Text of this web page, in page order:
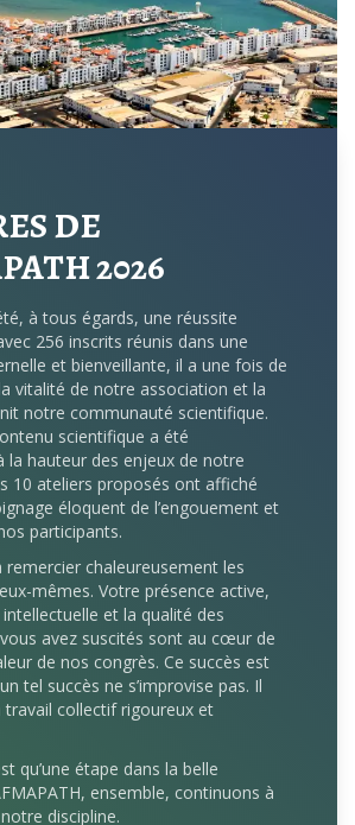
DE
2026
à tous égards, une réussite
256 inscrits réunis dans une
et bienveillante, il a une fois de
vitalité de notre association et la
notre communauté scientifique.
scientifique a été
la hauteur des enjeux de notre
10 ateliers proposés ont affiché
éloquent de l’engouement et
participants.
chaleureusement les
mêmes. Votre présence active,
et la qualité des
avez suscités sont au cœur de
de nos congrès. Ce succès est
tel succès ne s’improvise pas. Il
travail collectif rigoureux et
qu’une étape dans la belle
ensemble, continuons à
discipline.